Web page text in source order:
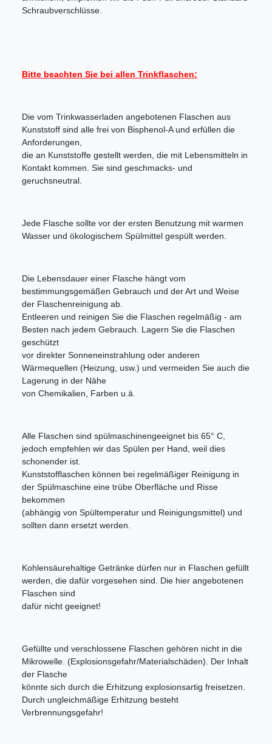
Schraubverschlüsse.
Bitte beachten Sie bei allen Trinkflaschen:
Die vom Trinkwasserladen angebotenen Flaschen aus
Kunststoff sind alle frei von Bisphenol-A und erfüllen die
Anforderungen,
die an Kunststoffe gestellt werden, die mit Lebensmitteln in
Kontakt kommen. Sie sind geschmacks- und
geruchsneutral.
Jede Flasche sollte vor der ersten Benutzung mit warmen
Wasser und ökologischem Spülmittel gespült werden.
Die Lebensdauer einer Flasche hängt vom
bestimmungsgemäßen Gebrauch und der Art und Weise
der Flaschenreinigung ab.
Entleeren und reinigen Sie die Flaschen regelmäßig - am
Besten nach jedem Gebrauch. Lagern Sie die Flaschen
geschützt
vor direkter Sonneneinstrahlung oder anderen
Wärmequellen (Heizung, usw.) und vermeiden Sie auch die
Lagerung in der Nähe
von Chemikalien, Farben u.ä.
Alle Flaschen sind spülmaschinengeeignet bis 65° C,
jedoch empfehlen wir das Spülen per Hand, weil dies
schonender ist.
Kunststofflaschen können bei regelmäßiger Reinigung in
der Spülmaschine eine trübe Oberfläche und Risse
bekommen
(abhängig von Spültemperatur und Reinigungsmittel) und
sollten dann ersetzt werden.
Kohlensäurehaltige Getränke dürfen nur in Flaschen gefüllt
werden, die dafür vorgesehen sind. Die hier angebotenen
Flaschen sind
dafür nicht geeignet!
Gefüllte und verschlossene Flaschen gehören nicht in die
Mikrowelle. (Explosionsgefahr/Materialschäden). Der Inhalt
der Flasche
könnte sich durch die Erhitzung explosionsartig freisetzen.
Durch ungleichmäßige Erhitzung besteht
Verbrennungsgefahr!